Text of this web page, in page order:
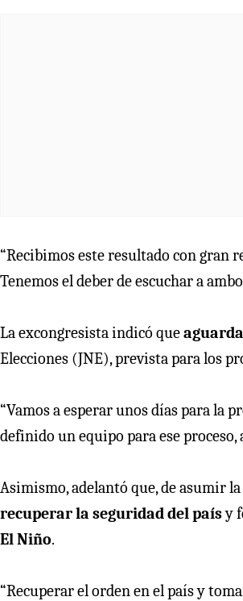
“Recibimos este resultado con gran
Tenemos el deber de escuchar a
La excongresista indicó que
Elecciones (JNE), prevista para los
“Vamos a esperar unos días para la
definido un equipo para ese
Asimismo, adelantó que, de asumir
recuperar la seguridad del paísy
El Niño.
“Recuperar el orden en el país y